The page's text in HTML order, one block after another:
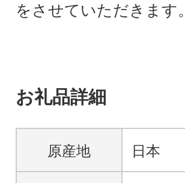
をさせていただきます。
お礼品詳細
原産地 日本